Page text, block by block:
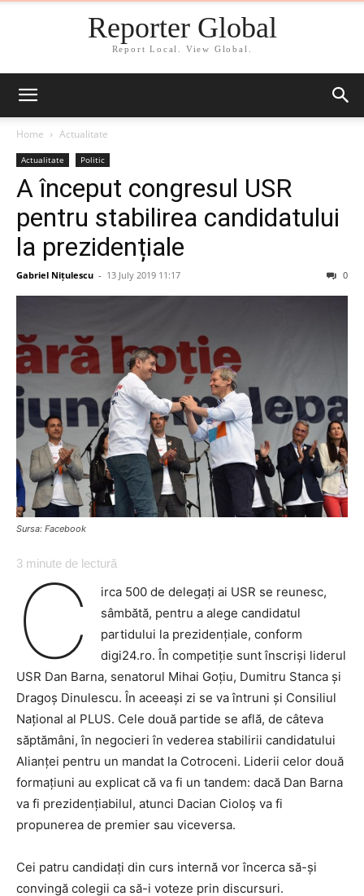
Reporter Global
Report Local. View Global.
Home Actualitate
Actualitate Politic
A început congresul USR
pentru stabilirea candidatului
la prezidențiale
Gabriel Nițulescu - 13 July 2019 11:17 0
Sursa: Facebook
3 minute de lectură
C
irca 500 de delegați ai USR se reunesc,
sâmbătă, pentru a alege candidatul
partidului la prezidențiale, conform
digi24.ro. În competiție sunt înscriși liderul
USR Dan Barna, senatorul Mihai Goțiu, Dumitru Stanca și
Dragoș Dinulescu. În aceeași zi se va întruni și Consiliul
Național al PLUS. Cele două partide se află, de câteva
săptămâni, în negocieri în vederea stabilirii candidatului
Alianței pentru un mandat la Cotroceni. Liderii celor două
formațiuni au explicat că va fi un tandem: dacă Dan Barna
va fi prezidențiabilul, atunci Dacian Cioloș va fi
propunerea de premier sau viceversa.
Cei patru candidați din curs internă vor încerca să-și
convingă colegii ca să-i voteze prin discursuri.